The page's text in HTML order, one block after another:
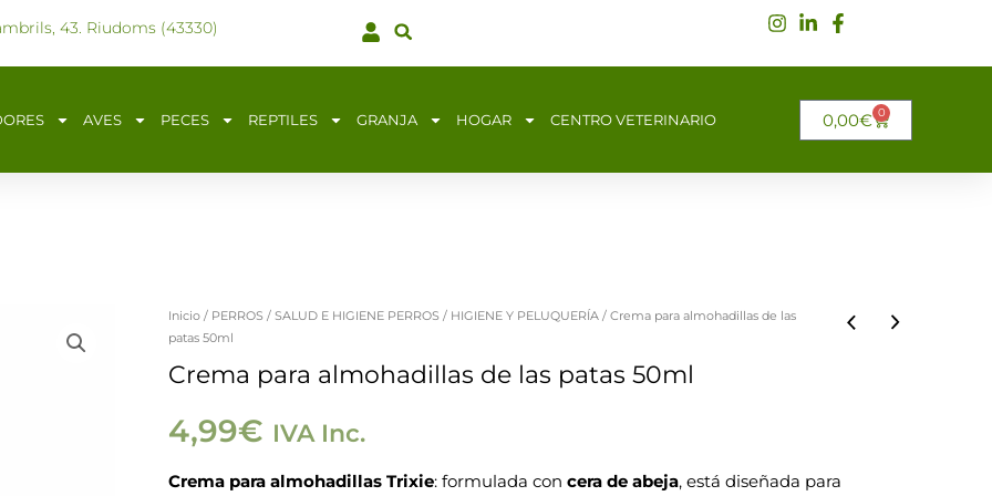
43. Riudoms (43330)
AVES PECES REPTILES GRANJA HOGAR CENTRO VETERINARIO 0,00€ 0
CARRITO
Inicio/ PERROS / SALUD E HIGIENE PERROS / HIGIENE Y PELUQUERÍA/ Crema para almohadillas de las
patas 50ml
Crema para almohadillas de las patas 50ml
4,99€ IVA Inc.
Crema para almohadillas Trixie: formulada con cera de abeja, está diseñada para